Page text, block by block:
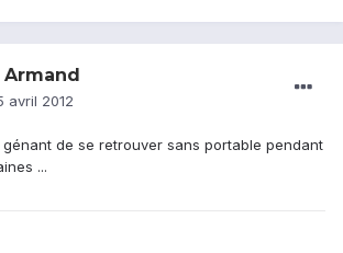
Armand
avril 2012
de se retrouver sans portable pendant
...